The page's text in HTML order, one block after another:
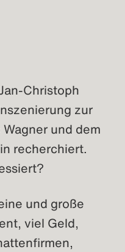
Christoph
zur
und dem
recherchiert.
und große
viel Geld,